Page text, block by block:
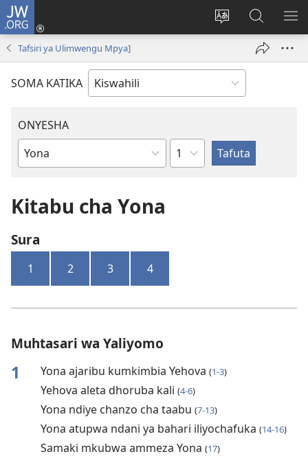
JW.ORG
Badili
tovuti
Ingia
(opens
Tafuta
Katika
JW.ORG
Tafsiri ya Ulimwengu Mpya]
SOMA KATIKA
ONYESHA
Kitabu
Biblia
Sura
Kitabu cha Yona
Sura
1 2 3 4
Muhtasari wa Yaliyomo
1 Yona ajaribu kumkimbia Yehova (1-3)
Yehova aleta dhoruba kali (4-6)
Yona ndiye chanzo cha taabu (7-13)
Yona atupwa ndani ya bahari iliyochafuka (14-16)
Samaki mkubwa ammeza Yona (17)